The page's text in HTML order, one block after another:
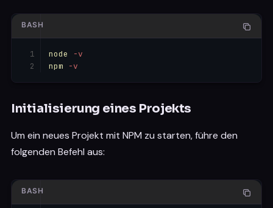
node
-v
npm
-v
BASH
Initialisierung eines Projekts
Um ein neues Projekt mit NPM zu starten, führe den
folgenden Befehl aus:
BASH